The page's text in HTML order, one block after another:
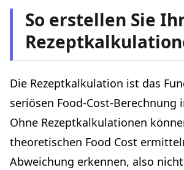
So erstellen Sie
Die Rezeptkalkulation ist das
seriösen Food-Cost-Berechnung
Ohne Rezeptkalkulationen
theoretischen Food Cost
Abweichung erkennen, also